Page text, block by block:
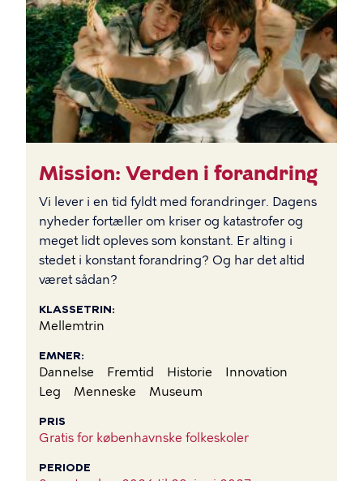
Mission: Verden i forandring
Vi lever i en tid fyldt med forandringer. Dagens
nyheder fortæller om kriser og katastrofer og
meget lidt opleves som konstant. Er alting i
stedet i konstant forandring? Og har det altid
været sådan?
KLASSETRIN
Mellemtrin
EMNER
Dannelse Fremtid Historie
Innovation
Leg
Menneske Museum
PRIS
Gratis for københavnske folkeskoler
PERIODE